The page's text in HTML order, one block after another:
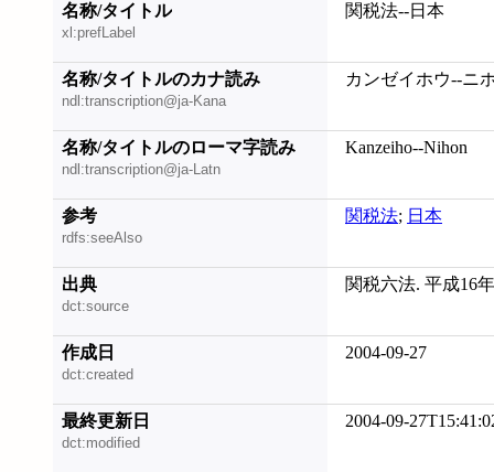
名称/タイトル
xl:prefLabel
関税法--日本
名称/タイトルのカナ読み
ndl:transcription@ja-Kana
カンゼイホウ--ニ
名称/タイトルのローマ字読み
ndl:transcription@ja-Latn
Kanzeiho--Nihon
参考
rdfs:seeAlso
関税法; 日本
出典
dct:source
関税六法. 平成16
作成日
dct:created
2004-09-27
最終更新日
dct:modified
2004-09-